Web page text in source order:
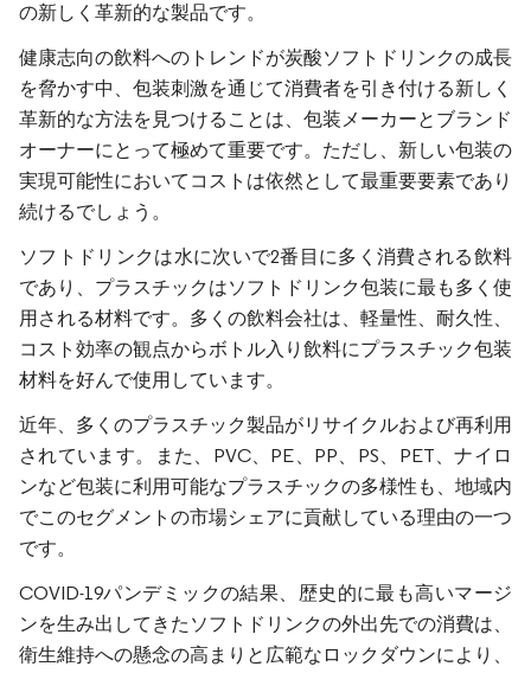
の新しく革新的な製品です。
健康志向の飲料へのトレンドが炭酸ソフトドリンクの成長
を脅かす中、包装刺激を通じて消費者を引き付ける新しく
革新的な方法を見つけることは、包装メーカーとブランド
オーナーにとって極めて重要です。ただし、新しい包装の
実現可能性においてコストは依然として最重要要素であり
続けるでしょう。
ソフトドリンクは水に次いで2番目に多く消費される飲料
であり、プラスチックはソフトドリンク包装に最も多く使
用される材料です。多くの飲料会社は、軽量性、耐久性、
コスト効率の観点からボトル入り飲料にプラスチック包装
材料を好んで使用しています。
近年、多くのプラスチック製品がリサイクルおよび再利用
されています。また、PVC、PE、PP、PS、PET、ナイロ
ンなど包装に利用可能なプラスチックの多様性も、地域内
でこのセグメントの市場シェアに貢献している理由の一つ
です。
COVID-19パンデミックの結果、歴史的に最も高いマージ
ンを生み出してきたソフトドリンクの外出先での消費は、
衛生維持への懸念の高まりと広範なロックダウンにより、